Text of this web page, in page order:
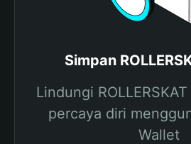
Simpan
Lindungi
percaya diri
Wallet